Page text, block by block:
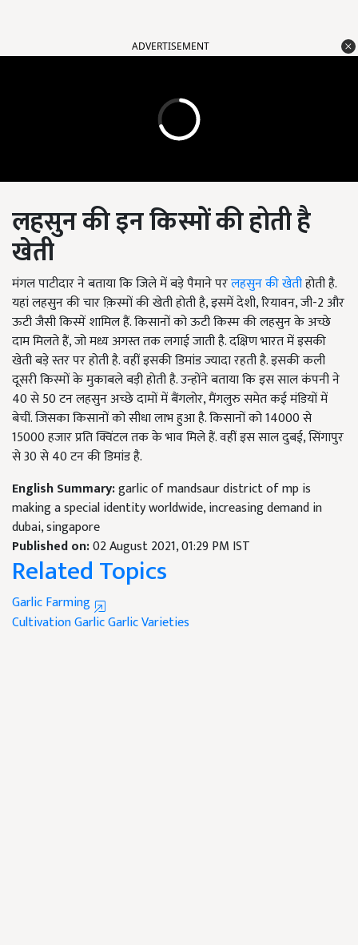
ADVERTISEMENT
लहसुन की इन किस्मों की होती है
खेती
मंगल पाटीदार ने बताया कि जिले में बड़े पैमाने परलहसुन की खेतीहोती है.
यहां लहसुन की चार क़िस्मों की खेती होती है, इसमें देशी, रियावन, जी-2 और
ऊटी जैसी किस्में शामिल हैं. किसानों को ऊटी किस्म की लहसुन के अच्छे
दाम मिलते हैं, जो मध्य अगस्त तक लगाई जाती है. दक्षिण भारत में इसकी
खेती बड़े स्तर पर होती है. वहीं इसकी डिमांड ज्यादा रहती है. इसकी कली
दूसरी किस्मों के मुकाबले बड़ी होती है. उन्होंने बताया कि इस साल कंपनी ने
40 से 50 टन लहसुन अच्छे दामों में बैंगलोर, मैंगलुरु समेत कई मंडियों में
बेचीं. जिसका किसानों को सीधा लाभ हुआ है. किसानों को 14000 से
15000 हजार प्रति क्विंटल तक के भाव मिले हैं. वहीं इस साल दुबई, सिंगापुर
से 30 से 40 टन की डिमांड है.
English Summary:garlic of mandsaur district of mp is
making a special identity worldwide, increasing demand in
dubai, singapore
Published on:02 August 2021, 01:29 PM IST
Related Topics
Garlic Farming
Cultivation GarlicGarlic Varieties